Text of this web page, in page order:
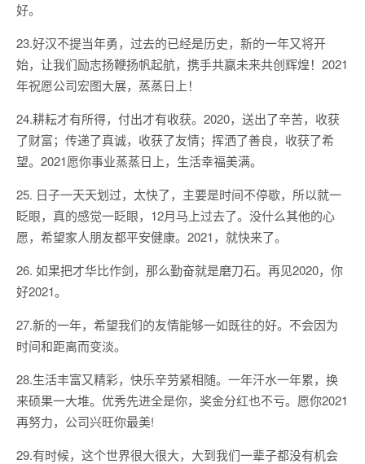
好。
23.好汉不提当年勇，过去的已经是历史，新的一年又将开
始，让我们励志扬鞭扬帆起航，携手共赢未来共创辉煌！2021
年祝愿公司宏图大展，蒸蒸日上！
24.耕耘才有所得，付出才有收获。2020，送出了辛苦，收获
了财富；传递了真诚，收获了友情；挥洒了善良，收获了希
望。2021愿你事业蒸蒸日上，生活幸福美满。
25. 日子一天天划过，太快了，主要是时间不停歇，所以就一
眨眼，真的感觉一眨眼，12月马上过去了。没什么其他的心
愿，希望家人朋友都平安健康。2021，就快来了。
26. 如果把才华比作剑，那么勤奋就是磨刀石。再见2020，你
好2021。
27.新的一年，希望我们的友情能够一如既往的好。不会因为
时间和距离而变淡。
28.生活丰富又精彩，快乐辛劳紧相随。一年汗水一年累，换
来硕果一大堆。优秀先进全是你，奖金分红也不亏。愿你2021
再努力，公司兴旺你最美!
29.有时候，这个世界很大很大，大到我们一辈子都没有机会